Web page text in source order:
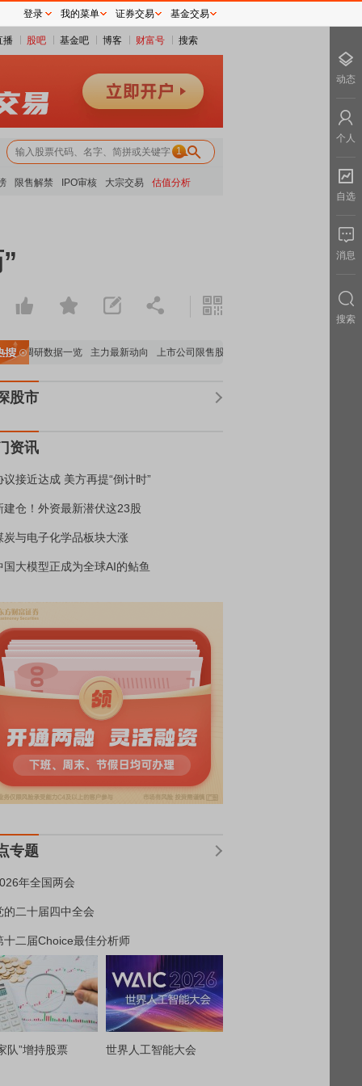
播 股吧 基金吧 博客 财富号 搜索
1
限售解禁 IPO审核 大宗交易 估值分析
构调研数据一览 主力最新动向 上市公司限售股解禁一览
股市
资讯
议接近达成 美方再提“倒计时”
建仓！外资最新潜伏这23股
炭与电子化学品板块大涨
国大模型正成为全球AI的鲇鱼
专题
年全国两会
的二十届四中全会
十二届Choice最佳分析师
队”增持股票 世界人工智能大会
登录 我的菜单 证券交易 基金交易
动态
个人
自选
消息
搜索